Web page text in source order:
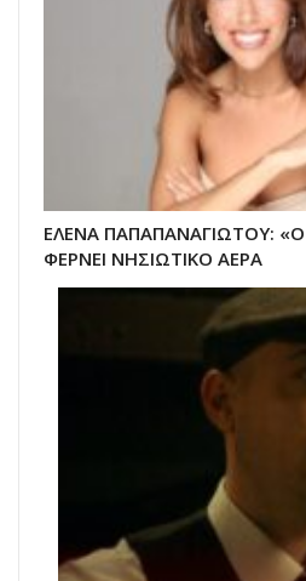
ΕΛΕΝΑ ΠΑΠΑΠΑΝΑΓΙΩΤΟΥ:
ΦΕΡΝΕΙ ΝΗΣΙΩΤΙΚΟ ΑΕΡΑ